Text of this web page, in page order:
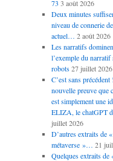
73 3 août 2026
Deux minutes
niveau de connerie
actuel… 2 août 2026
Les narratifs
l’exemple du
robots 27 juillet 2026
C’est sans
nouvelle preuve que
est simplement une
ELIZA, le chatGPT
juillet 2026
D’autres extraits de
métaverse »… 21
Quelques extraits de